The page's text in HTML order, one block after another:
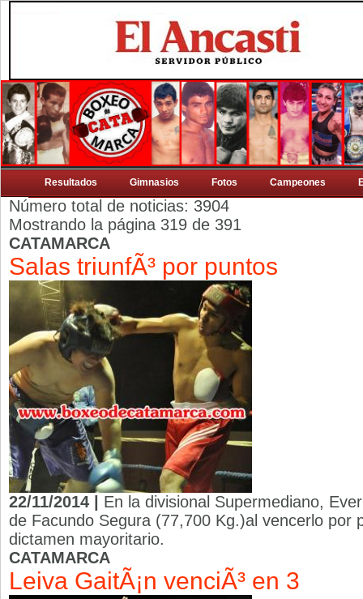
Resultados Gimnasios Fotos Campeones
Número total de noticias: 3904
Mostrando la página 319 de 391
CATAMARCA
Salas triunfÃ³ por puntos
22/11/2014 | En la divisional Supermediano,
de Facundo Segura (77,700 Kg.)al vencerlo por
dictamen mayoritario.
CATAMARCA
Leiva GaitÃ¡n venciÃ³ en 3